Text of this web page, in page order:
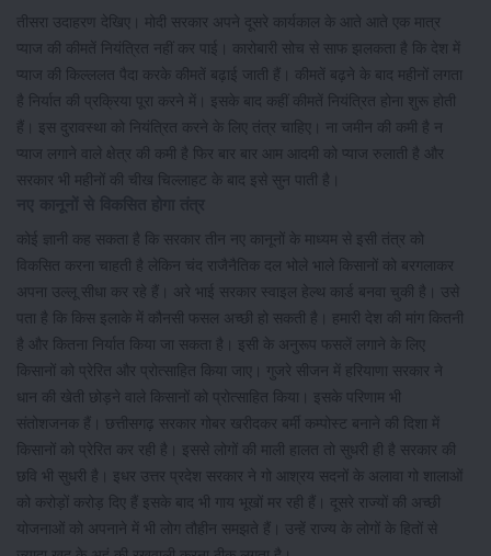
तीसरा उदाहरण देखिए। मोदी सरकार अपने दूसरे कार्यकाल के आते आते एक मात्र
प्याज की कीमतें नियंत्रित नहीं कर पाई। कारोबारी सोच से साफ झलकता है कि देश में
प्याज की किल्ललत पैदा करके कीमतें बढ़ाई जाती हैं। कीमतें बढ़ने के बाद महीनों लगता
है निर्यात की प्रक्रिया पूरा करने में। इसके बाद कहीं कीमतें नियंत्रित होना शुरू होती
हैं। इस दुरावस्था को नियंत्रित करने के लिए तंत्र चाहिए। ना जमीन की कमी है न
प्याज लगाने वाले क्षेत्र की कमी है फिर बार बार आम आदमी को प्याज रुलाती है और
सरकार भी महीनों की चीख चिल्लाहट के बाद इसे सुन पाती है।
कोई ज्ञानी कह सकता है कि सरकार तीन नए कानूनों के माध्यम से इसी तंत्र को
विकसित करना चाहती है लेकिन चंद राजैनैतिक दल भोले भाले किसानों को बरगलाकर
अपना उल्लू सीधा कर रहे हैं। अरे भाई सरकार स्वाइल हेल्थ कार्ड बनवा चुकी है। उसे
पता है कि किस इलाके में कौनसी फसल अच्छी हो सकती है। हमारी देश की मांग कितनी
है और कितना निर्यात किया जा सकता है। इसी के अनुरूप फसलें लगाने के लिए
किसानों को प्रेरित और प्रोत्साहित किया जाए। गुजरे सीजन में हरियाणा सरकार ने
धान की खेती छोड़ने वाले किसानों को प्रोत्साहित किया। इसके परिणाम भी
संतोशजनक हैं। छत्तीसगढ़ सरकार गोबर खरीदकर बर्मी कम्पोस्ट बनाने की दिशा में
किसानों को प्रेरित कर रही है। इससे लोगों की माली हालत तो सुधरी ही है सरकार की
छवि भी सुधरी है। इधर उत्तर प्रदेश सरकार ने गो आश्रय सदनों के अलावा गो शालाओं
को करोड़ों करोड़ दिए हैं इसके बाद भी गाय भूखों मर रही हैं। दूसरे राज्यों की अच्छी
योजनाओं को अपनाने में भी लोग तौहीन समझते हैं। उन्हें राज्य के लोगों के हितों से